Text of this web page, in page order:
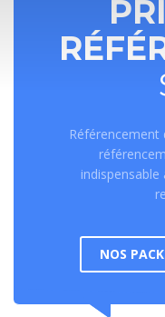
Référencement
indispensable
NOS